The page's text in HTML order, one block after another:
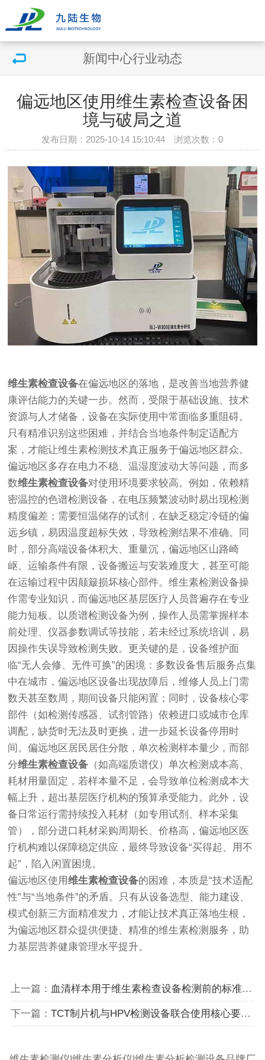
新闻中心行业动态
偏远地区使用维生素检查设备困
境与破局之道
发布日期：2025-10-14 15:10:44 浏览次数：0
维生素检查设备在偏远地区的落地，是改善当地营养健
康评估能力的关键一步。然而，受限于基础设施、技术
资源与人才储备，设备在实际使用中常面临多重阻碍。
只有精准识别这些困难，并结合当地条件制定适配方
案，才能让维生素检测技术真正服务于偏远地区群众。
偏远地区多存在电力不稳、温湿度波动大等问题，而多
数维生素检查设备对使用环境要求较高。例如，依赖精
密温控的色谱检测设备，在电压频繁波动时易出现检测
精度偏差；需要恒温储存的试剂，在缺乏稳定冷链的偏
远乡镇，易因温度超标失效，导致检测结果不准确。同
时，部分高端设备体积大、重量沉，偏远地区山路崎
岖、运输条件有限，设备搬运与安装难度大，甚至可能
在运输过程中因颠簸损坏核心部件。维生素检测设备操
作需专业知识，而偏远地区基层医疗人员普遍存在专业
能力短板。以质谱检测设备为例，操作人员需掌握样本
前处理、仪器参数调试等技能，若未经过系统培训，易
因操作失误导致检测失败。更关键的是，设备维护面
临“无人会修、无件可换”的困境：多数设备售后服务点集
中在城市，偏远地区设备出现故障后，维修人员上门需
数天甚至数周，期间设备只能闲置；同时，设备核心零
部件（如检测传感器、试剂管路）依赖进口或城市仓库
调配，缺货时无法及时更换，进一步延长设备停用时
间。偏远地区居民居住分散，单次检测样本量少，而部
分维生素检查设备 （如高端质谱仪）单次检测成本高、
耗材用量固定，若样本量不足，会导致单位检测成本大
幅上升，超出基层医疗机构的预算承受能力。此外，设
备日常运行需持续投入耗材（如专用试剂、样本采集
管），部分进口耗材采购周期长、价格高，偏远地区医
疗机构难以保障稳定供应，最终导致设备“买得起、用不
起”，陷入闲置困境。
偏远地区使用维生素检查设备的困难，本质是“技术适配
性”与“当地条件”的矛盾。只有从设备选型、能力建设、
模式创新三方面精准发力，才能让技术真正落地生根，
为偏远地区群众提供便捷、精准的维生素检测服务，助
力基层营养健康管理水平提升。
上一篇： 血清样本用于维生素检查设备检测前的标准处理流程
下一篇： TCT制片机与HPV检测设备联合使用核心要求与协同规范